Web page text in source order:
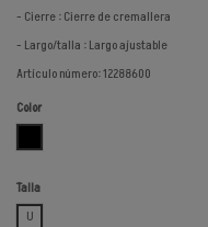
- Cierre : Cierre de cremallera
- Largo/talla : Largo ajustable
Artículo número: 12288600
Color
Talla
U